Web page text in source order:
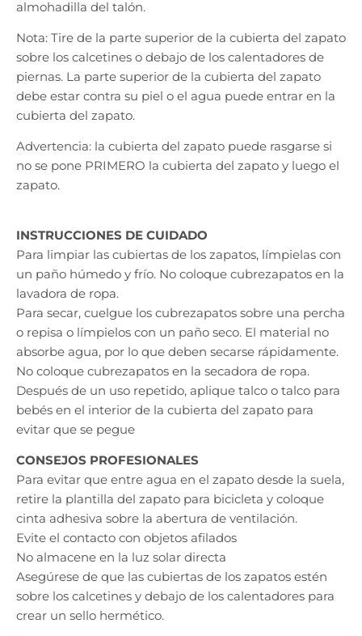
almohadilla del talón.
Nota: Tire de la parte superior de la cubierta del zapato
sobre los calcetines o debajo de los calentadores de
piernas. La parte superior de la cubierta del zapato
debe estar contra su piel o el agua puede entrar en la
cubierta del zapato.
Advertencia: la cubierta del zapato puede rasgarse si
no se pone PRIMERO la cubierta del zapato y luego el
zapato.
INSTRUCCIONES DE CUIDADO
Para limpiar las cubiertas de los zapatos, límpielas con
un paño húmedo y frío. No coloque cubrezapatos en la
lavadora de ropa.
Para secar, cuelgue los cubrezapatos sobre una percha
o repisa o límpielos con un paño seco. El material no
absorbe agua, por lo que deben secarse rápidamente.
No coloque cubrezapatos en la secadora de ropa.
Después de un uso repetido, aplique talco o talco para
bebés en el interior de la cubierta del zapato para
evitar que se pegue
CONSEJOS PROFESIONALES
Para evitar que entre agua en el zapato desde la suela,
retire la plantilla del zapato para bicicleta y coloque
cinta adhesiva sobre la abertura de ventilación.
Evite el contacto con objetos afilados
No almacene en la luz solar directa
Asegúrese de que las cubiertas de los zapatos estén
sobre los calcetines y debajo de los calentadores para
crear un sello hermético.